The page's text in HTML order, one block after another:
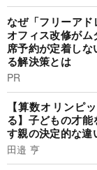
なぜ「フリーア
オフィス改修が
席予約が定着し
る解決策とは
PR
【算数オリンピ
る】子どもの才
す親の決定的な違
田邉 亨